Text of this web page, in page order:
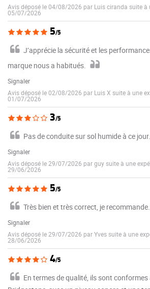
Avis déposé le 04/08/2026 par Luis ciranda suite à
05/07/2026
5/5
J’apprécie la sécurité et les
marque nous a habitués.
Signaler
Avis déposé le 02/08/2026 par Luis X suite à une
01/07/2026
3/5
Pas de conduite sur sol humide à ce jour…
Signaler
Avis déposé le 29/07/2026 par guy suite à une
29/06/2026
5/5
Très bien et très correct, je recommande.
Signaler
Avis déposé le 29/07/2026 par Yves suite à une
28/06/2026
4/5
En termes de qualité, ils sont